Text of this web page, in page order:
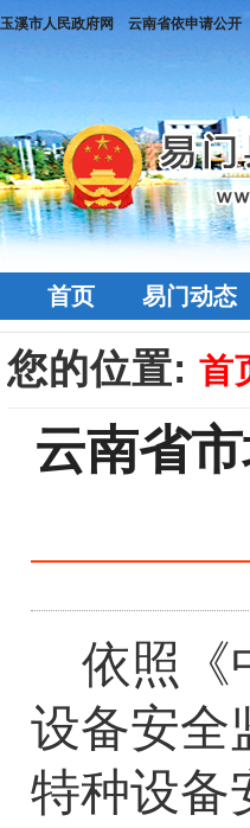
玉溪市人民政府网 云南省依申请公开
首页 易门动态
您的位置: 首
云南省
依照《
设备安全
特种设备